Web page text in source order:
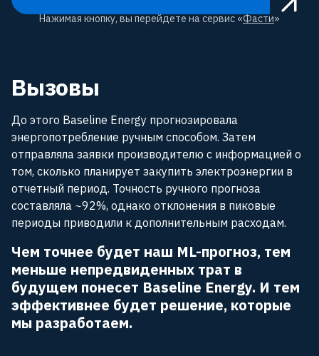
Нажимая кнопку, вы перейдете на сервис «Фасти»
Вызовы
До этого Baseline Energy прогнозировала
энергопотребление ручным способом. Затем
отправляла заявки производителю с информацией о
том, сколько планирует закупить электроэнергии в
отчетный период. Точность ручного прогноза
составляла ~92%, однако отклонения в пиковые
периоды приводили к дополнительным расходам.
Чем точнее будет наш ML-прогноз, тем
меньше непредвиденных трат в
будущем понесет Baseline Energy. И тем
эффективнее будет решение, которые
мы разработаем.